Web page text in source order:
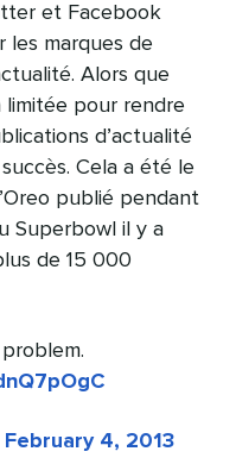
et Facebook
les marques de
Alors que
limitée pour rendre
d’actualité
Cela a été le
publié pendant
Superbowl il y a
de 15 000
February 4, 2013